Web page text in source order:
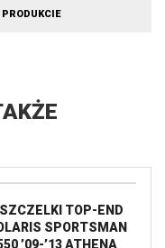
TOP-END
SPORTSMAN
’09-’13 ATHENA